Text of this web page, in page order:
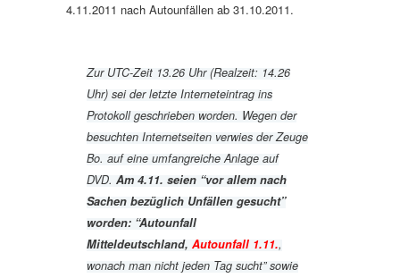
4.11.2011 nach Autounfällen ab 31.10.2011.
Zur UTC-Zeit 13.26 Uhr (Realzeit: 14.26
Uhr) sei der letzte Interneteintrag ins
Protokoll geschrieben worden. Wegen der
besuchten Internetseiten verwies der Zeuge
Bo. auf eine umfangreiche Anlage auf
DVD. Am 4.11. seien “vor allem nach
Sachen bezüglich Unfällen gesucht”
worden: “Autounfall
Mitteldeutschland, Autounfall 1.11.,
wonach man nicht jeden Tag sucht” sowie